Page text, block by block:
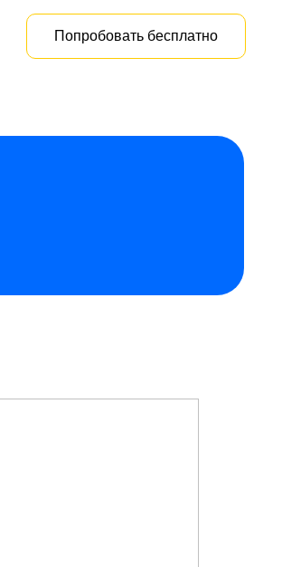
Попробовать бесплатно